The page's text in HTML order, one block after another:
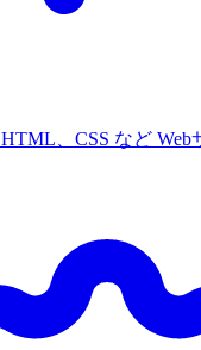
HTML、CSS など